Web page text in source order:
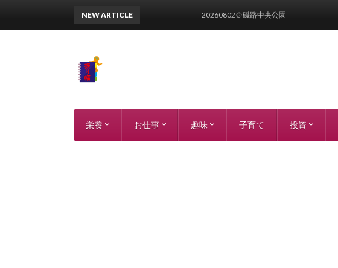
栄養 お仕事 趣味 子育て 投資
NEW ARTICLE 20260802＠磯路中央公園